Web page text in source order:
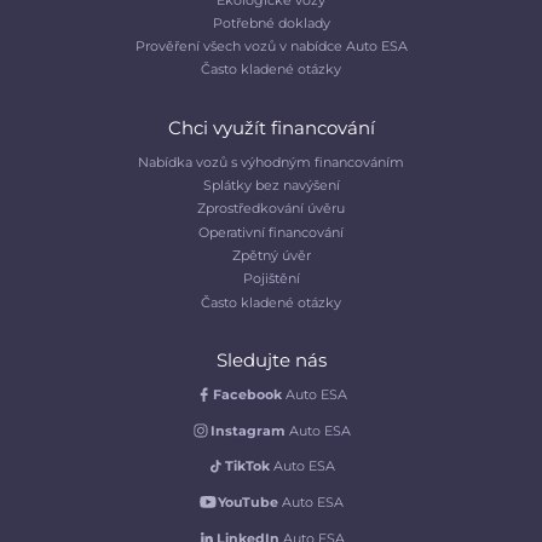
Potřebné doklady
Prověření všech vozů v nabídce Auto ESA
Často kladené otázky
Chci využít financování
Nabídka vozů s výhodným financováním
Splátky bez navýšení
Zprostředkování úvěru
Operativní financování
Zpětný úvěr
Pojištění
Často kladené otázky
Sledujte nás
Facebook Auto ESA
Instagram Auto ESA
TikTok Auto ESA
YouTubeAuto ESA
LinkedIn Auto ESA